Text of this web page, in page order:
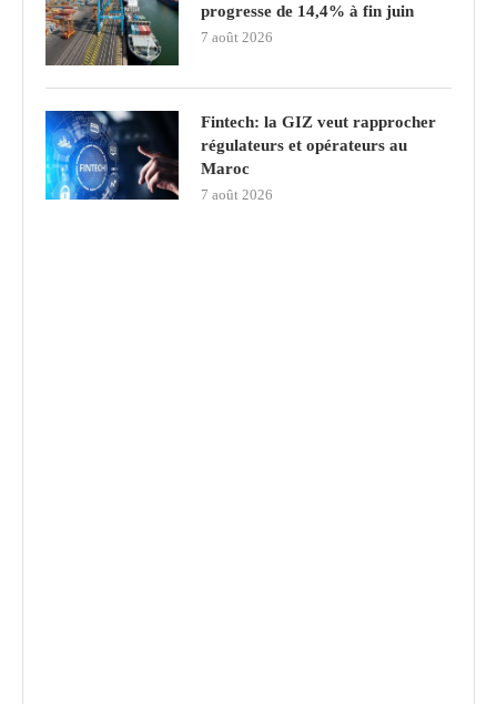
progresse de 14,4% à fin juin
7 août 2026
Fintech: la GIZ veut rapprocher
régulateurs et opérateurs au
Maroc
7 août 2026